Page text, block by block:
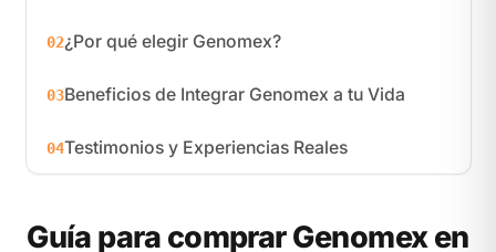
02¿Por qué elegir Genomex?
03Beneficios de Integrar Genomex a tu Vida
04Testimonios y Experiencias Reales
Guía para comprar Genomex en